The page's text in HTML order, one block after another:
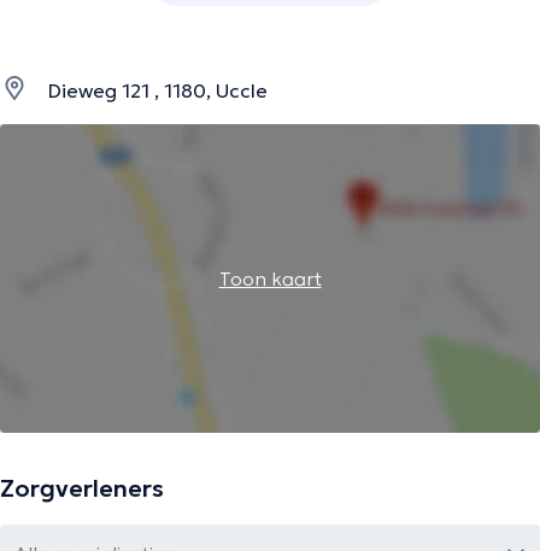
Dieweg 121 , 1180, Uccle
Toon kaart
Zorgverleners